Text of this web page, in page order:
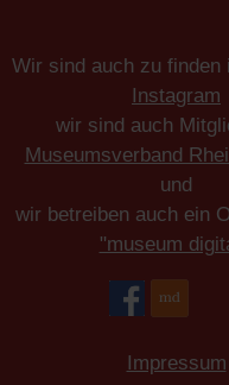
Wir sind auch zu finden
Instagram
wir sind auch
Museumsverband
und
wir betreiben auch ein
"museum
Impressum